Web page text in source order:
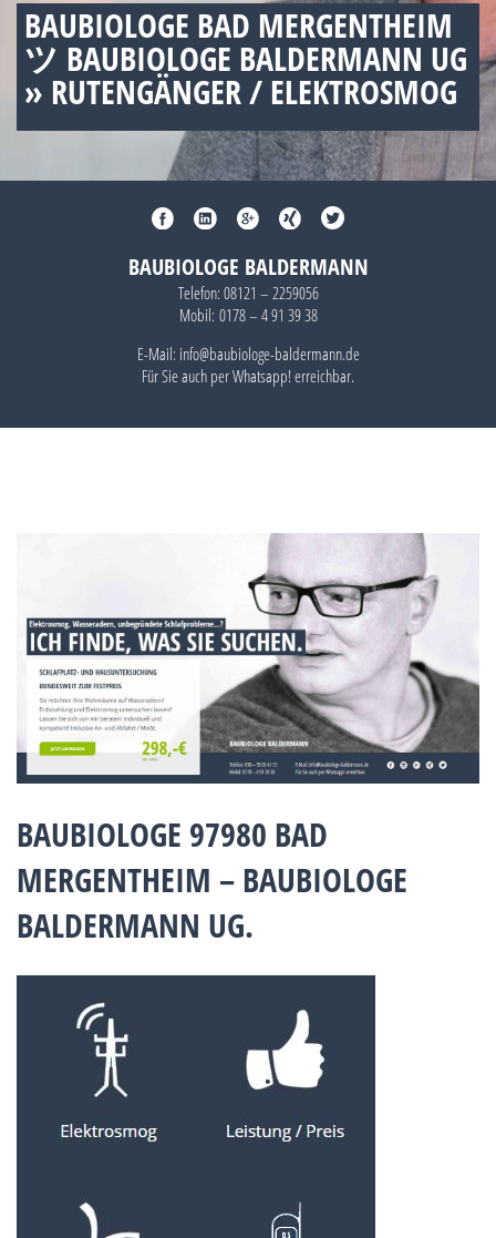
BAUBIOLOGE BAD MERGENTHEIM
ツ BAUBIOLOGE BALDERMANN UG
» RUTENGÄNGER / ELEKTROSMOG
BAUBIOLOGE BALDERMANN
Telefon: 08121 – 2259056
Mobil: 0178 – 4 91 39 38
E-Mail: info@baubiologe-baldermann.de
Für Sie auch perWhatsapp!erreichbar.
BAUBIOLOGE 97980 BAD
MERGENTHEIM – BAUBIOLOGE
BALDERMANN UG.